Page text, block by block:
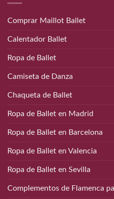
Comprar Maillot Ballet
Calentador Ballet
Ropa de Ballet
Camiseta de Danza
Chaqueta de Ballet
Ropa de Ballet en Madrid
Ropa de Ballet en Barcelona
Ropa de Ballet en Valencia
Ropa de Ballet en Sevilla
Complementos de Flamenca